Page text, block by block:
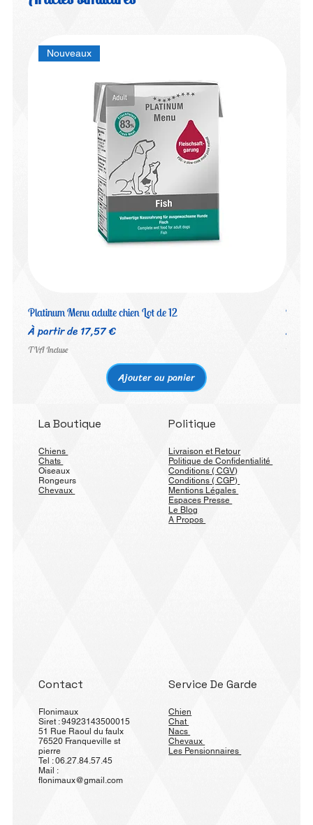
Nouveaux
Platinum Menu adulte chien Lot de 12
À partir de17,57 €
Prix promotionnel
TVA Incluse
Ajouter au panier
À
Prix
TVA
La Boutique
Chiens
Chats
Oiseaux
Rongeurs
Chevaux
Politique
Livraison et Retour
Politique de Confidentialité
Conditions ( CGV)
Conditions ( CGP)
Mentions Légales
Espaces Presse
Le Blog
A Propos
Contact
Flonimaux
Siret : 94923143500015
51 Rue Raoul du faulx
76520 Franqueville st
pierre
Tel : 06.27.84.57.45
Mail :
flonimaux@gmail.com
Service De Garde
Chien
Chat
Nacs
Chevaux
Les Pensionnaires